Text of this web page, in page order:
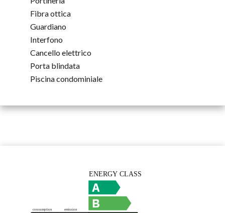
Fibra ottica
Guardiano
Interfono
Cancello elettrico
Porta blindata
Piscina condominiale